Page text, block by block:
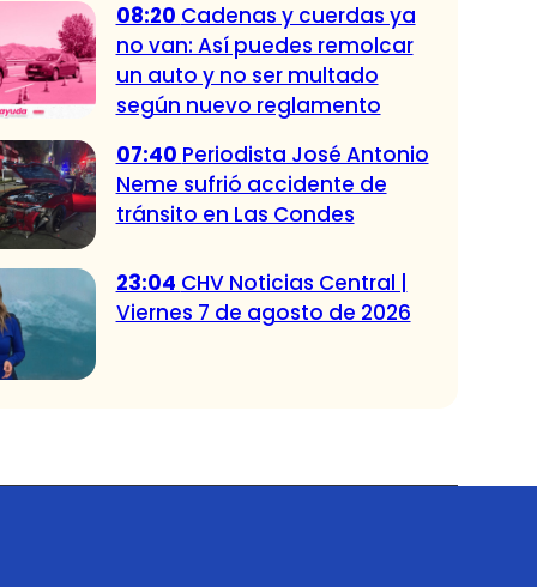
08:20 Cadenas y cuerdas ya
no van: Así puedes remolcar
un auto y no ser multado
según nuevo reglamento
07:40 Periodista José Antonio
Neme sufrió accidente de
tránsito en Las Condes
23:04 CHV Noticias Central |
Viernes 7 de agosto de 2026